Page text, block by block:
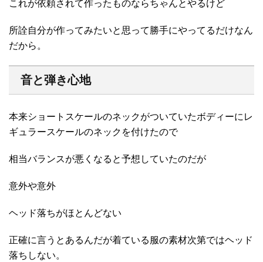
これが依頼されて作ったものならちゃんとやるけど
所詮自分が作ってみたいと思って勝手にやってるだけなん
だから。
音と弾き心地
本来ショートスケールのネックがついていたボディーにレ
ギュラースケールのネックを付けたので
相当バランスが悪くなると予想していたのだが
意外や意外
ヘッド落ちがほとんどない
正確に言うとあるんだが着ている服の素材次第ではヘッド
落ちしない。